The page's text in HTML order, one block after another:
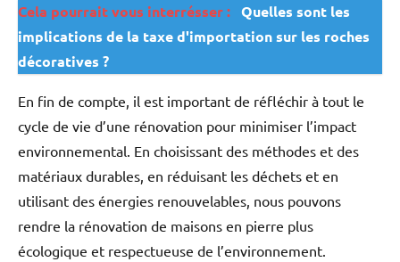
Cela pourrait vous interrésser : Quelles sont les
implications de la taxe d'importation sur les roches
décoratives ?
En fin de compte, il est important de réfléchir à tout le
cycle de vie d’une rénovation pour minimiser l’impact
environnemental. En choisissant des méthodes et des
matériaux durables, en réduisant les déchets et en
utilisant des énergies renouvelables, nous pouvons
rendre la rénovation de maisons en pierre plus
écologique et respectueuse de l’environnement.